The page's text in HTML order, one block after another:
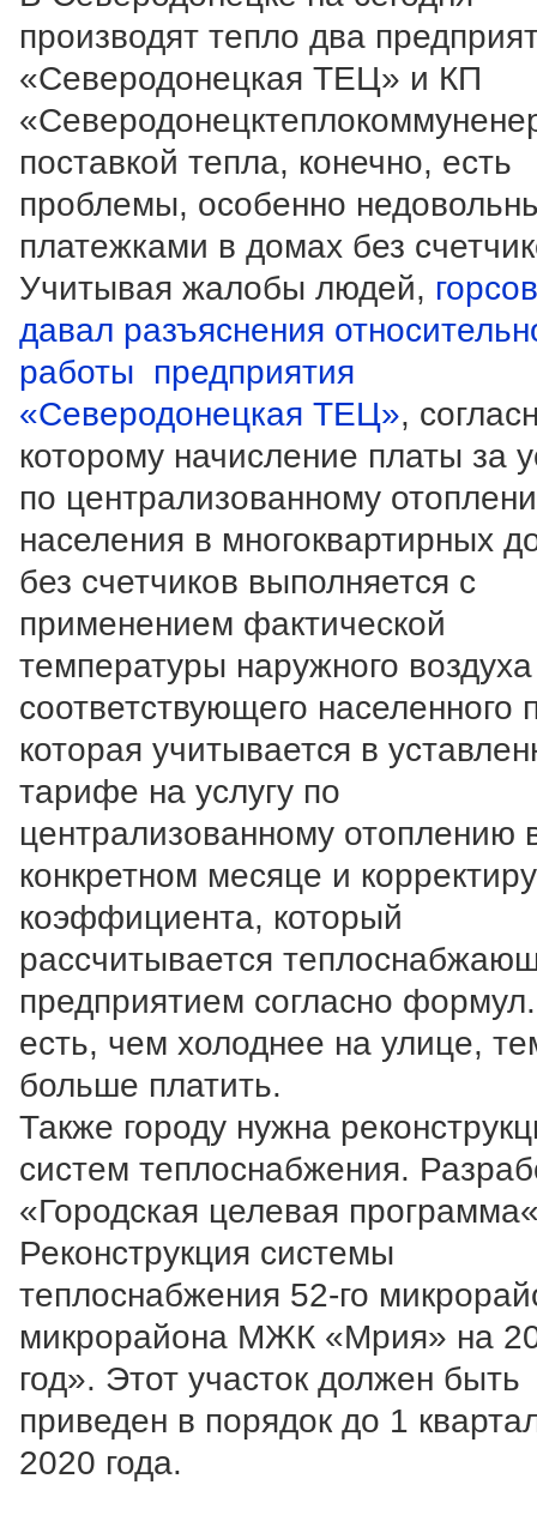
производят тепло два
«Северодонецкая ТЕЦ» и КП
поставкой тепла, конечно, есть
проблемы, особенно
платежками в домах без
Учитывая жалобы людей,
давал разъяснения
работы предприятия
«Северодонецкая ТЕЦ»,
которому начисление платы за
по централизованному
населения в многоквартирных
без счетчиков выполняется с
применением фактической
температуры наружного
соответствующего населенного
которая учитывается в
тарифе на услугу по
централизованному отоплению
конкретном месяце и
коэффициента, который
рассчитывается
предприятием согласно
есть, чем холоднее на улице,
больше платить.
Также городу нужна
систем теплоснабжения.
«Городская целевая
Реконструкция системы
теплоснабжения 52-го
микрорайона МЖК «Мрия» на
год». Этот участок должен быть
приведен в порядок до 1
2020 года.